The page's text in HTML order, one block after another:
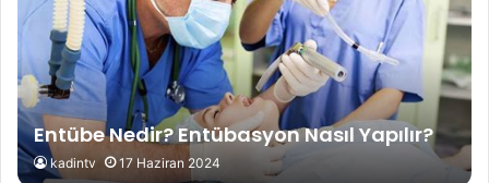
Entübe Nedir? Entübasyon Nasıl Yapılır?
kadintv 17 Haziran 2024